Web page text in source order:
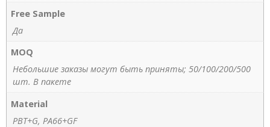
Free Sample
Да
MOQ
Небольшие заказы могут быть приняты; 50/100/200/500
шт. В пакете
Material
PBT+G, PA66+GF